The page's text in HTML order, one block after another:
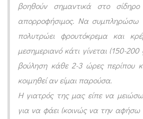
βοηθούν σημαντικά στο σίδηρο
απορροφήσιμος. Να συμπληρώσω
πολυτρώει φρουτόκρεμα και
μεσημεριανό κάτι γίνεται (150-
βούληση κάθε 2-3 ώρες περίπου
κοιμηθεί αν είμαι παρούσα.
Η γιατρός της μας είπε να
για να φάει (κοινώς να την αφήσω